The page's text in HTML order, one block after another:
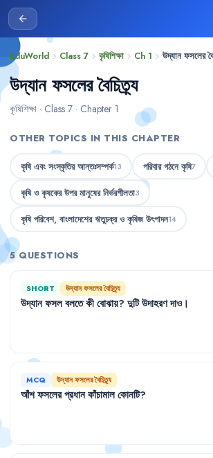
arrow_back
EduWorld chevron_right Class 7 chevron_right কৃষিশিক্ষা chevron_right Ch 1 chevron_right উদ্যান ফসলের
উদ্যান ফসলের বৈচিত্র্য
কৃষিশিক্ষা · Class 7 · Chapter 1
OTHER TOPICS IN THIS CHAPTER
কৃষি এবং সংস্কৃতির আন্তঃসম্পর্ক13 পরিবার গঠনে কৃষি7
কৃষি ও কৃষকের উপর মানুষের নির্ভরশীলতা3
কৃষি পরিবেশ, বাংলাদেশের ঋতুচক্র ও কৃষিজ উৎপাদন14
5 QUESTIONS
SHORT উদ্যান ফসলের বৈচিত্র্য
উদ্যানফসলবলতেকীবোঝায়? দুটিউদাহরণদাও।
MCQ উদ্যান ফসলের বৈচিত্র্য
আঁশফসলেরপ্রধানকাঁচামালকোনটি?